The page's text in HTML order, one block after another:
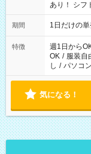
あり！ シ
▼18:00～
期間 1日だけの
特徴 週1日から
OK / 服装自
し / パソコ
気になる！